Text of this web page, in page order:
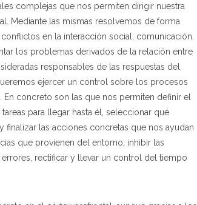
complejas que nos permiten dirigir nuestra
Mediante las mismas resolvemos de forma
en la interacción social, comunicación,
los problemas derivados de la relación entre
responsables de las respuestas del
ejercer un control sobre los procesos
concreto son las que nos permiten definir el
para llegar hasta él, seleccionar qué
finalizar las acciones concretas que nos ayudan
que provienen del entorno; inhibir las
rectificar y llevar un control del tiempo